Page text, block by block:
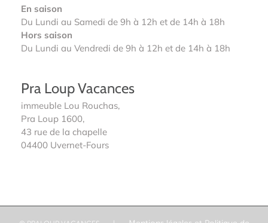
En saison
Du Lundi au Samedi de 9h à 12h et de 14h à 18h
Hors saison
Du Lundi au Vendredi de 9h à 12h et de 14h à 18h
Pra Loup Vacances
immeuble Lou Rouchas,
Pra Loup 1600,
43 rue de la chapelle
04400 Uvernet-Fours